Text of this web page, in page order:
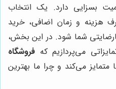
بسزایی دارد. یک انتخاب
هزینه و زمان اضافی، خرید
شما شود. در این بخش،
می‌پردازیم که فروشگاه
متمایز می‌کند و چرا ما بهترین